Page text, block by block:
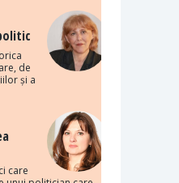
de
și a
care